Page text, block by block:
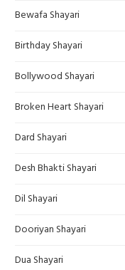
Bewafa Shayari
Birthday Shayari
Bollywood Shayari
Broken Heart Shayari
Dard Shayari
Desh Bhakti Shayari
Dil Shayari
Dooriyan Shayari
Dua Shayari